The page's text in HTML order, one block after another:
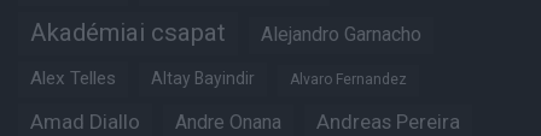
Akadémiai csapat Alejandro Garnacho
Alex Telles Altay Bayindir Alvaro Fernandez
Amad Diallo Andre Onana Andreas Pereira